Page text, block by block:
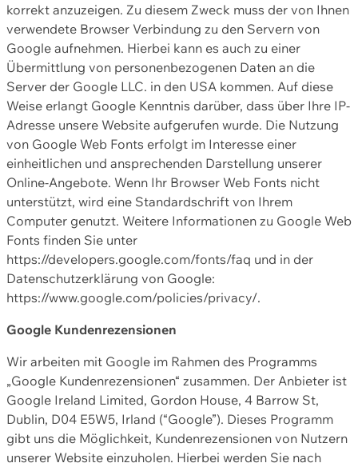
korrekt anzuzeigen. Zu diesem Zweck muss der von Ihnen
verwendete Browser Verbindung zu den Servern von
Google aufnehmen. Hierbei kann es auch zu einer
Übermittlung von personenbezogenen Daten an die
Server der Google LLC. in den USA kommen. Auf diese
Weise erlangt Google Kenntnis darüber, dass über Ihre IP-
Adresse unsere Website aufgerufen wurde. Die Nutzung
von Google Web Fonts erfolgt im Interesse einer
einheitlichen und ansprechenden Darstellung unserer
Online-Angebote. Wenn Ihr Browser Web Fonts nicht
unterstützt, wird eine Standardschrift von Ihrem
Computer genutzt. Weitere Informationen zu Google Web
Fonts finden Sie unter
https://developers.google.com/fonts/faq und in der
Datenschutzerklärung von Google:
https://www.google.com/policies/privacy/.
Google Kundenrezensionen
Wir arbeiten mit Google im Rahmen des Programms
„Google Kundenrezensionen“ zusammen. Der Anbieter ist
Google Ireland Limited, Gordon House, 4 Barrow St,
Dublin, D04 E5W5, Irland (“Google”). Dieses Programm
gibt uns die Möglichkeit, Kundenrezensionen von Nutzern
unserer Website einzuholen. Hierbei werden Sie nach